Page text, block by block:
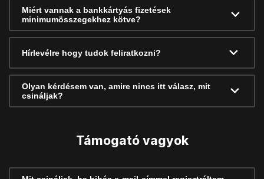
Miért vannak a bankkártyás fizetések
minimumösszegekhez kötve?
Hírlevélre hogy tudok feliratkozni?
Olyan kérdésem van, amire nincs itt válasz, mit
csináljak?
Támogató vagyok